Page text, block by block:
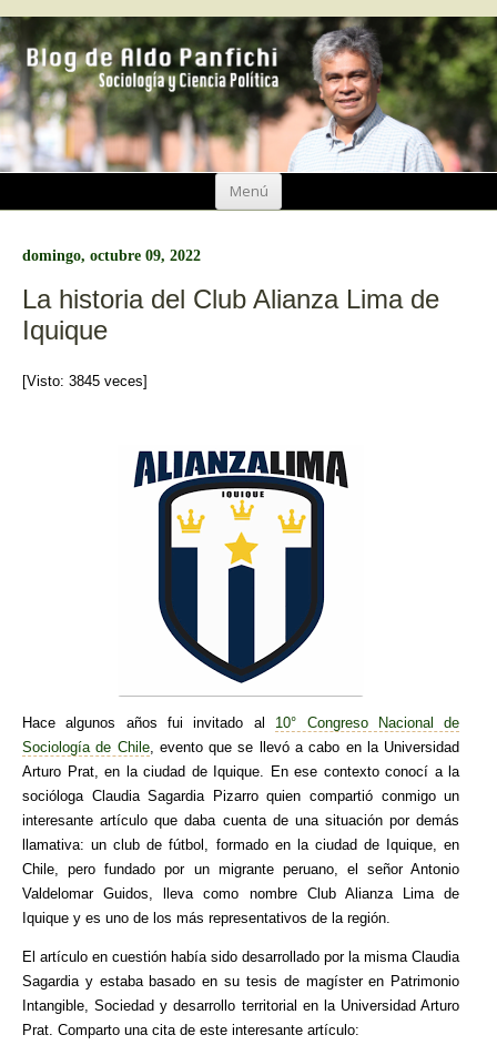
Menú
Ir
domingo, octubre 09, 2022
La historia del Club Alianza Lima de
Iquique
[Visto: 3845 veces]
Hace algunos años fui invitado al 10° Congreso Nacional de
Sociología de Chile, evento que se llevó a cabo en la Universidad
Arturo Prat, en la ciudad de Iquique. En ese contexto conocí a la
socióloga Claudia Sagardia Pizarro quien compartió conmigo un
interesante artículo que daba cuenta de una situación por demás
llamativa: un club de fútbol, formado en la ciudad de Iquique, en
Chile, pero fundado por un migrante peruano, el señor Antonio
Valdelomar Guidos, lleva como nombre Club Alianza Lima de
Iquique y es uno de los más representativos de la región.
El artículo en cuestión había sido desarrollado por la misma Claudia
Sagardia y estaba basado en su tesis de magíster en Patrimonio
Intangible, Sociedad y desarrollo territorial en la Universidad Arturo
Prat. Comparto una cita de este interesante artículo: